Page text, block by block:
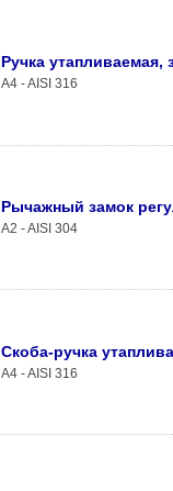
Ручка
A4 - AISI 316
Рычажный замок
A2 - AISI 304
Скоба-ручка
A4 - AISI 316